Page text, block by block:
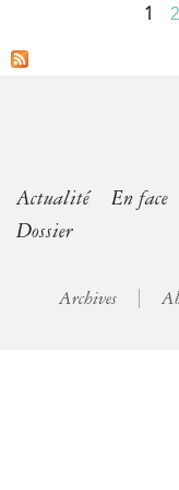
P
s
1 2
Actualité En face
Dossier
Archives